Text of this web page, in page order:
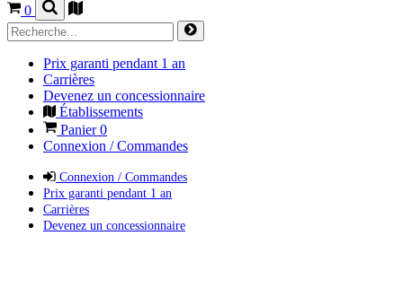
0
Prix garanti pendant 1 an
Carrières
Devenez un concessionnaire
Établissements
Panier0
Connexion / Commandes
Connexion / Commandes
Prix garanti pendant 1 an
Carrières
Devenez un concessionnaire